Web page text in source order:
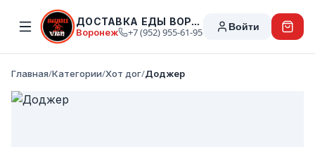
ДОСТАВКА ЕДЫ ВОРОНЕЖ
Воронеж +7 (952) 955-61-95 Войти
Главная/Категории/Хот дог/Доджер